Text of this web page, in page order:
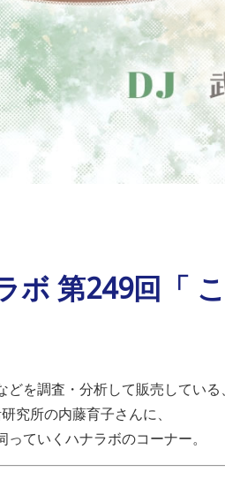
ボ 第249回「
を調査・分析して販売している、
究所の内藤育子さんに、
ていくハナラボのコーナー。